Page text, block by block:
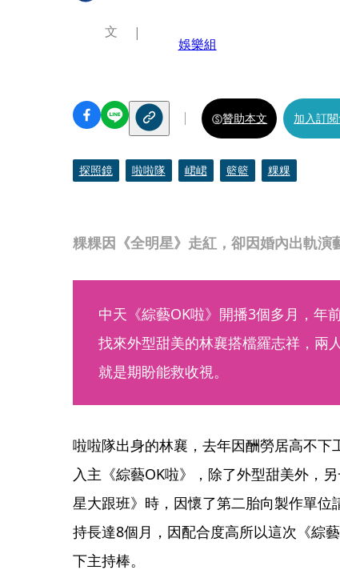
粿粿因《全明星》走紅，卻因婚內出軌演
文
娛樂組
贊助本文 加入訂
探照鏡 啦啦隊 峮峮 籃籃 粿粿
中天《綜藝OK啦》開播3個多月，年
找來外型甜美的林襄搭檔羅志祥，兩
就是期盼能救收視。
啦啦隊出身的林襄，去年因酬勞居高不
入主《綜藝OK啦》，除了外型甜美外，
星大跟班》時，因懷了第二胎向製作單
持長達8個月，因配合度高所以這次《綜
下主持棒。